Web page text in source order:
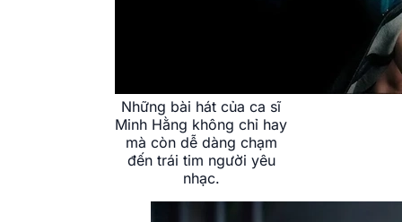
Những bài hát của ca sĩ
Minh Hằng không chỉ hay
mà còn dễ dàng chạm
đến trái tim người yêu
nhạc.